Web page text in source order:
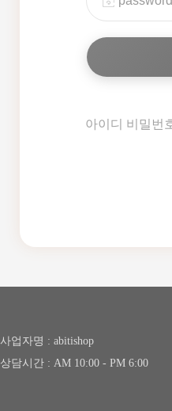
아이디 비밀번
사업자명 : abitishop
상담시간 : AM 10:00 - PM 6:00